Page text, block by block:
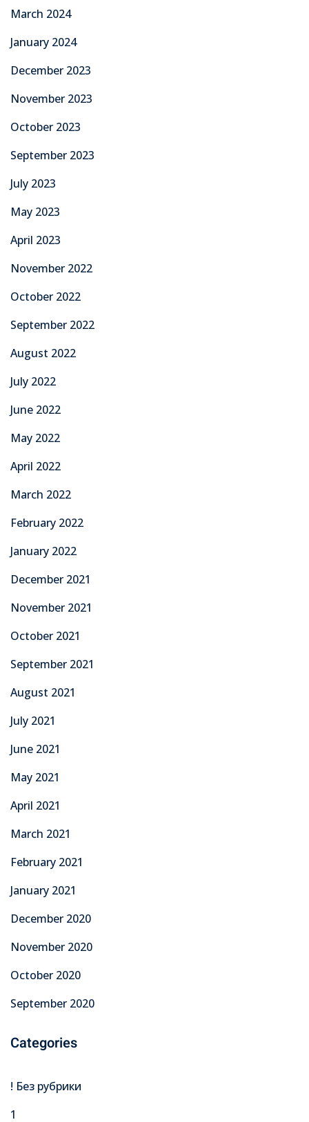
March 2024
January 2024
December 2023
November 2023
October 2023
September 2023
July 2023
May 2023
April 2023
November 2022
October 2022
September 2022
August 2022
July 2022
June 2022
May 2022
April 2022
March 2022
February 2022
January 2022
December 2021
November 2021
October 2021
September 2021
August 2021
July 2021
June 2021
May 2021
April 2021
March 2021
February 2021
January 2021
December 2020
November 2020
October 2020
September 2020
Categories
! Без рубрики
1